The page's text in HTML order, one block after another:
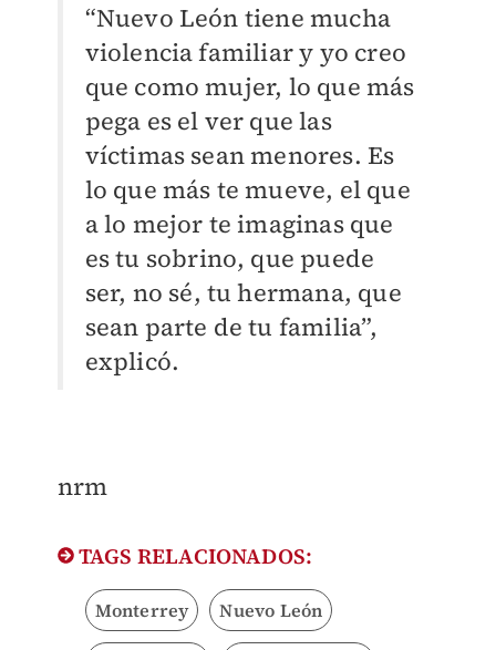
“Nuevo León tiene mucha
violencia familiar y yo creo
que como mujer, lo que más
pega es el ver que las
víctimas sean menores. Es
lo que más te mueve, el que
a lo mejor te imaginas que
es tu sobrino, que puede
ser, no sé, tu hermana, que
sean parte de tu familia”,
explicó.
nrm
TAGS RELACIONADOS:
Monterrey Nuevo León